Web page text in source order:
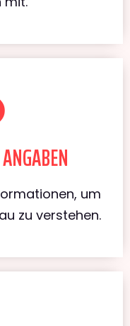
um
zu verstehen.